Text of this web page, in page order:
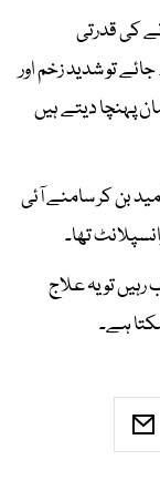
کی قدرتی
تو شدید زخم اور
پہنچا دیتے ہیں
بن کر سامنے آئی
تھا۔
تو یہ علاج
ہے۔